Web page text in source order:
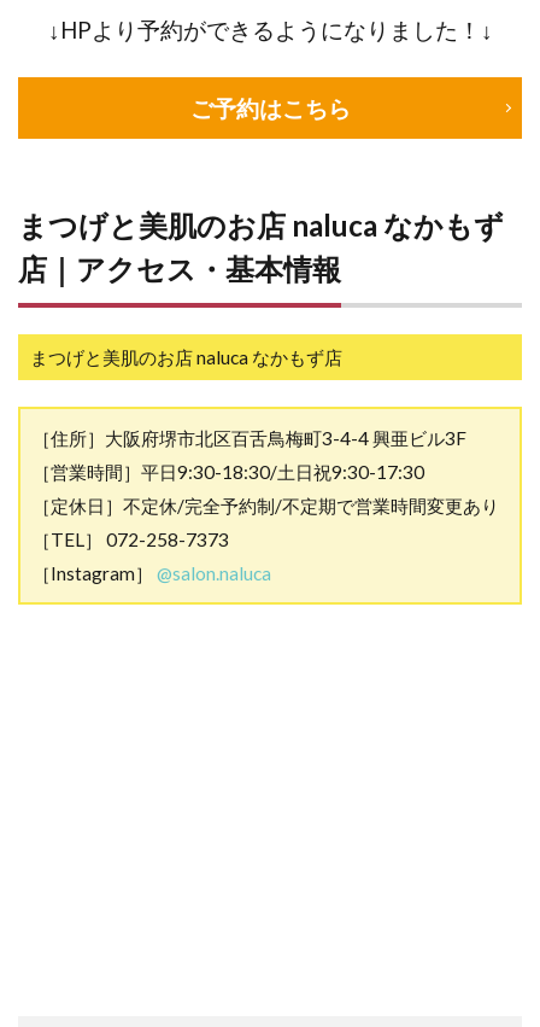
↓HPより予約ができるようになりました！↓
ご予約はこちら
まつげと美肌のお店 naluca なかもず
店｜アクセス・基本情報
まつげと美肌のお店naluca なかもず店
［住所］大阪府堺市北区百舌鳥梅町3-4-4 興亜ビル3F
［営業時間］平日9:30-18:30/土日祝9:30-17:30
［定休日］不定休/完全予約制/不定期で営業時間変更あり
［TEL］ 072-258-7373
［Instagram］ @salon.naluca